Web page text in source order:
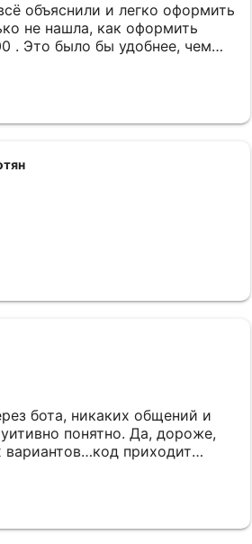
объяснили и легко оформить
не нашла, как оформить
. Это было бы удобнее, чем
оформлять покупку.
бота, никаких общений и
понятно. Да, дороже,
вариантов…код приходит
в бот, активация прошла